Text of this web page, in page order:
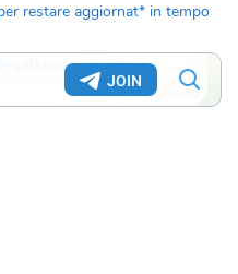
restare aggiornat* in tempo